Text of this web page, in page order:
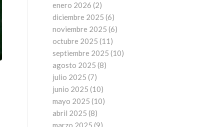
enero 2026 (2)
diciembre 2025 (6)
noviembre 2025 (6)
octubre 2025 (11)
septiembre 2025 (10)
agosto 2025 (8)
julio 2025 (7)
junio 2025 (10)
mayo 2025 (10)
abril 2025 (8)
marzo 2025 (9)